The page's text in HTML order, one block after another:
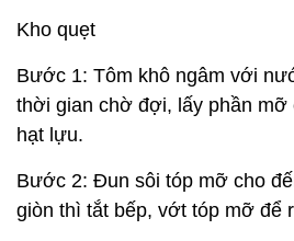
Kho quẹt
Bước 1: Tôm khô ngâm với
thời gian chờ đợi, lấy phần mỡ
hạt lựu.
Bước 2: Đun sôi tóp mỡ cho
giòn thì tắt bếp, vớt tóp mỡ để